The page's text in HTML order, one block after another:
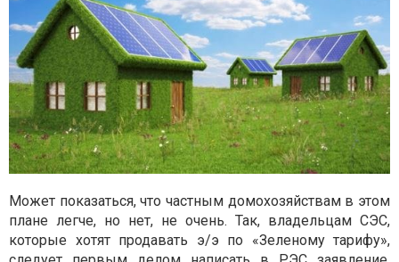
Может показаться, что частным домохозяйствам в этом
плане легче, но нет, не очень. Так, владельцам СЭС,
которые хотят продавать э/э по «Зеленому тарифу»,